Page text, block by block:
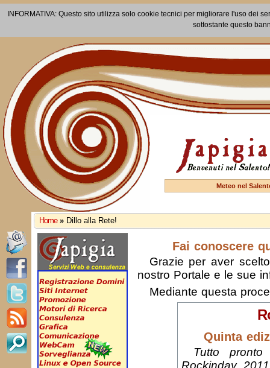
INFORMATIVA: Questo sito utilizza solo cookie tecnici per migliorare l'uso dei
sottostante questo
Meteo nel
Home » Dillo alla Rete!
Fai conoscere
Grazie per aver
nostro Portale e le sue
Mediante questa
Quinta
Tutto
Rockinday